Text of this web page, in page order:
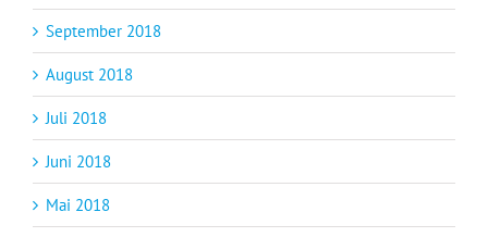
September 2018
August 2018
Juli 2018
Juni 2018
Mai 2018